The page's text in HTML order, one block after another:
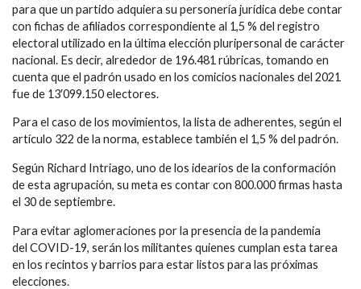
para que un partido adquiera su personería jurídica debe contar
con fichas de afiliados correspondiente al 1,5 % del registro
electoral utilizado en la última elección pluripersonal de carácter
nacional. Es decir, alrededor de 196.481 rúbricas, tomando en
cuenta que el padrón usado en los comicios nacionales del 2021
fue de 13′099.150 electores.
Para el caso de los movimientos, la lista de adherentes, según el
artículo 322 de la norma, establece también el 1,5 % del padrón.
Según Richard Intriago, uno de los idearios de la conformación
de esta agrupación, su meta es contar con 800.000 firmas hasta
el 30 de septiembre.
Para evitar aglomeraciones por la presencia de la pandemia
del COVID-19, serán los militantes quienes cumplan esta tarea
en los recintos y barrios para estar listos para las próximas
elecciones.